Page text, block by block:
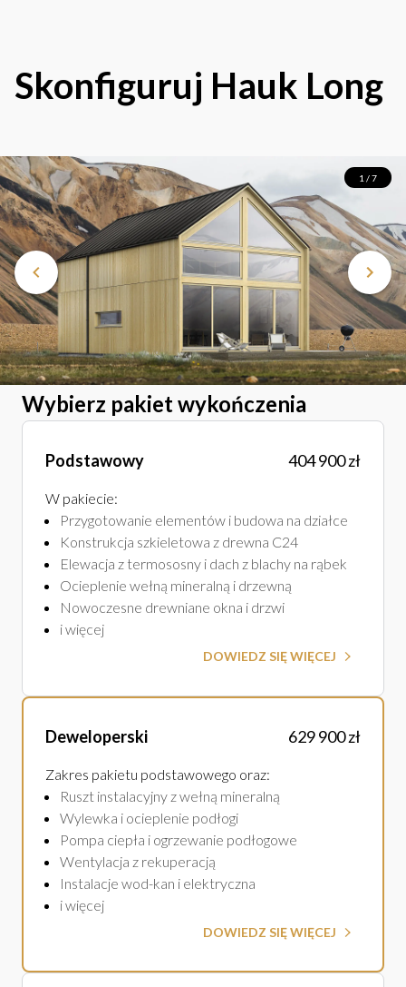
Skonfiguruj Hauk Long
1 / 7
Wybierz pakiet wykończenia
Podstawowy 404 900 zł
W pakiecie:
Przygotowanie elementów i budowa na działce
Konstrukcja szkieletowa z drewna C24
Elewacja z termososny i dach z blachy na rąbek
Ocieplenie wełną mineralną i drzewną
Nowoczesne drewniane okna i drzwi
i więcej
DOWIEDZ SIĘ WIĘCEJ
Deweloperski 629 900 zł
Zakres pakietu podstawowego oraz:
Ruszt instalacyjny z wełną mineralną
Wylewka i ocieplenie podłogi
Pompa ciepła i ogrzewanie podłogowe
Wentylacja z rekuperacją
Instalacje wod-kan i elektryczna
i więcej
DOWIEDZ SIĘ WIĘCEJ